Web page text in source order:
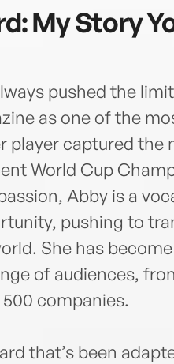
My Story
pushed the
as one of the
player captured the
World Cup
Abby is a
pushing to
She has
of audiences,
companies.
that’s been